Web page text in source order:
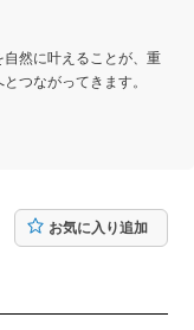
然に叶えることが、重
つながってきます。
お気に入り追加